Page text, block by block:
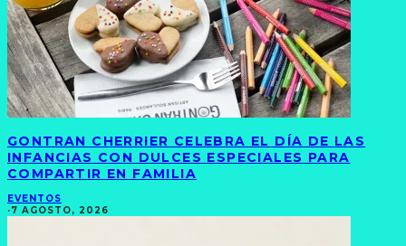
GONTRAN CHERRIER CELEBRA EL DÍA DE LAS
INFANCIAS CON DULCES ESPECIALES PARA
COMPARTIR EN FAMILIA
EVENTOS
·7 AGOSTO, 2026